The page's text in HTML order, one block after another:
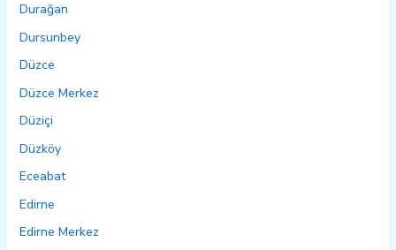
Durağan
Dursunbey
Düzce
Düzce Merkez
Düziçi
Düzköy
Eceabat
Edirne
Edirne Merkez